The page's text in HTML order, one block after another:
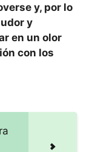
y, por lo
y
en un olor
con los